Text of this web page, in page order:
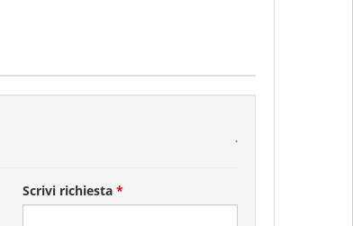
.
Scrivi richiesta *